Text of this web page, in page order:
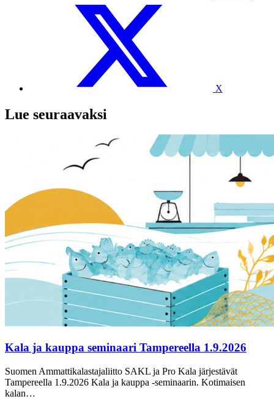
X
Lue seuraavaksi
Kala ja kauppa seminaari Tampereella 1.9.2026
Suomen Ammattikalastajaliitto SAKL ja Pro Kala järjestävät
Tampereella 1.9.2026 Kala ja kauppa -seminaarin. Kotimaisen
kalan…